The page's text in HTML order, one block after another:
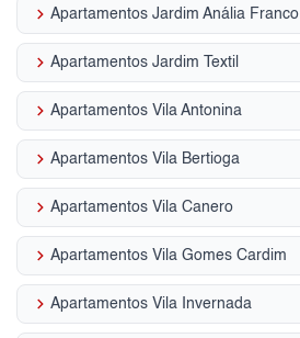
keyboard_arrow_right Apartamentos Jardim Anália Franco
keyboard_arrow_right Apartamentos Jardim Textil
keyboard_arrow_right Apartamentos Vila Antonina
keyboard_arrow_right Apartamentos Vila Bertioga
keyboard_arrow_right Apartamentos Vila Canero
keyboard_arrow_right Apartamentos Vila Gomes Cardim
keyboard_arrow_right Apartamentos Vila Invernada